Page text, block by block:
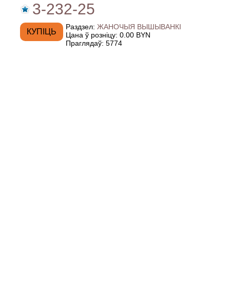
3-232-25
Раздзел: ЖАНОЧЫЯ ВЫШЫВАНКІ
Цана ў розніцу: 0.00 BYN
Праглядаў: 5774